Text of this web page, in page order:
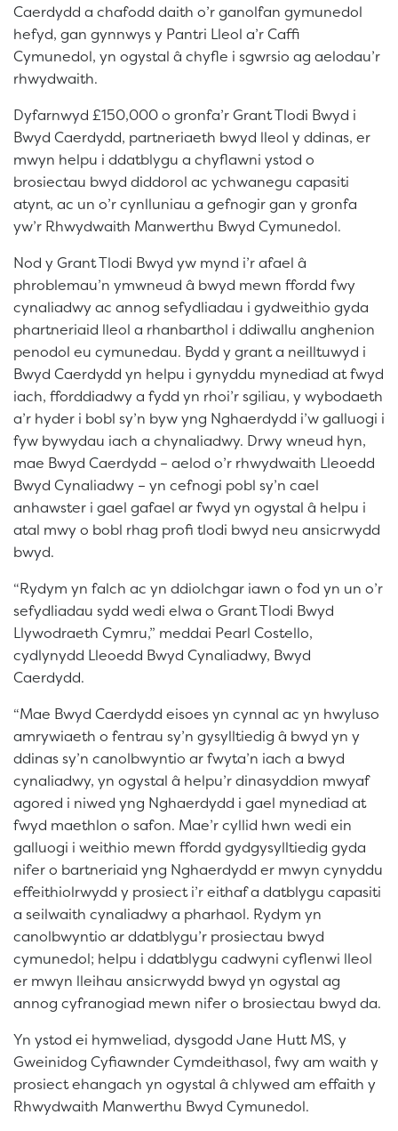
Caerdydd a chafodd daith o’r ganolfan gymunedol
hefyd, gan gynnwys y Pantri Lleol a’r Caffi
Cymunedol, yn ogystal â chyfle i sgwrsio ag aelodau’r
rhwydwaith.
Dyfarnwyd £150,000 o gronfa’r Grant Tlodi Bwyd i
Bwyd Caerdydd, partneriaeth bwyd lleol y ddinas, er
mwyn helpu i ddatblygu a chyflawni ystod o
brosiectau bwyd diddorol ac ychwanegu capasiti
atynt, ac un o’r cynlluniau a gefnogir gan y gronfa
yw’r Rhwydwaith Manwerthu Bwyd Cymunedol.
Nod y Grant Tlodi Bwyd yw mynd i’r afael â
phroblemau’n ymwneud â bwyd mewn ffordd fwy
cynaliadwy ac annog sefydliadau i gydweithio gyda
phartneriaid lleol a rhanbarthol i ddiwallu anghenion
penodol eu cymunedau. Bydd y grant a neilltuwyd i
Bwyd Caerdydd yn helpu i gynyddu mynediad at fwyd
iach, fforddiadwy a fydd yn rhoi’r sgiliau, y wybodaeth
a’r hyder i bobl sy’n byw yng Nghaerdydd i’w galluogi i
fyw bywydau iach a chynaliadwy. Drwy wneud hyn,
mae Bwyd Caerdydd – aelod o’r rhwydwaith Lleoedd
Bwyd Cynaliadwy – yn cefnogi pobl sy’n cael
anhawster i gael gafael ar fwyd yn ogystal â helpu i
atal mwy o bobl rhag profi tlodi bwyd neu ansicrwydd
bwyd.
“Rydym yn falch ac yn ddiolchgar iawn o fod yn un o’r
sefydliadau sydd wedi elwa o Grant Tlodi Bwyd
Llywodraeth Cymru,” meddai Pearl Costello,
cydlynydd Lleoedd Bwyd Cynaliadwy, Bwyd
Caerdydd.
“Mae Bwyd Caerdydd eisoes yn cynnal ac yn hwyluso
amrywiaeth o fentrau sy’n gysylltiedig â bwyd yn y
ddinas sy’n canolbwyntio ar fwyta’n iach a bwyd
cynaliadwy, yn ogystal â helpu’r dinasyddion mwyaf
agored i niwed yng Nghaerdydd i gael mynediad at
fwyd maethlon o safon. Mae’r cyllid hwn wedi ein
galluogi i weithio mewn ffordd gydgysylltiedig gyda
nifer o bartneriaid yng Nghaerdydd er mwyn cynyddu
effeithiolrwydd y prosiect i’r eithaf a datblygu capasiti
a seilwaith cynaliadwy a pharhaol. Rydym yn
canolbwyntio ar ddatblygu’r prosiectau bwyd
cymunedol; helpu i ddatblygu cadwyni cyflenwi lleol
er mwyn lleihau ansicrwydd bwyd yn ogystal ag
annog cyfranogiad mewn nifer o brosiectau bwyd da.
Yn ystod ei hymweliad, dysgodd Jane Hutt MS, y
Gweinidog Cyfiawnder Cymdeithasol, fwy am waith y
prosiect ehangach yn ogystal â chlywed am effaith y
Rhwydwaith Manwerthu Bwyd Cymunedol.